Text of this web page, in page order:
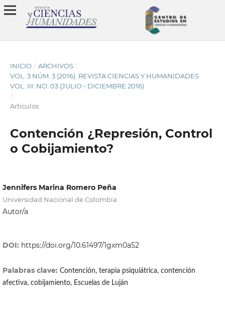
INICIO / ARCHIVOS /
VOL. 3 NÚM. 3 (2016): REVISTA CIENCIAS Y HUMANIDADES
VOL. III: NO. 03 (JULIO - DICIEMBRE 2016)
/
Artículos
Contención ¿Represión, Control
o Cobijamiento?
Jennifers Marina Romero Peña
Universidad Nacional de Colombia
Autor/a
DOI: https://doi.org/10.61497/1gxm0a52
Palabras clave: Contención, terapia psiquiátrica, contención
afectiva, cobijamiento, Escuelas de Luján